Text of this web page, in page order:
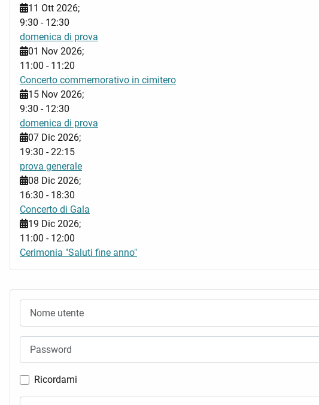
Ricordami
11 Ott 2026;
9:30 - 12:30
domenica di prova
01 Nov 2026;
11:00 - 11:20
Concerto commemorativo in cimitero
15 Nov 2026;
9:30 - 12:30
domenica di prova
07 Dic 2026;
19:30 -22:15
prova generale
08 Dic 2026;
16:30 - 18:30
Concerto di Gala
19 Dic 2026;
11:00 - 12:00
Cerimonia "Saluti fine anno"